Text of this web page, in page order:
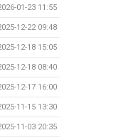
01-23 11:55
12-22 09:48
12-18 15:05
12-18 08:40
12-17 16:00
11-15 13:30
11-03 20:35